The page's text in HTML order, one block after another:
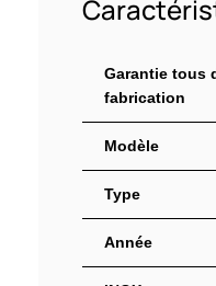
Garantie tous
fabrication
Modèle
Type
Année